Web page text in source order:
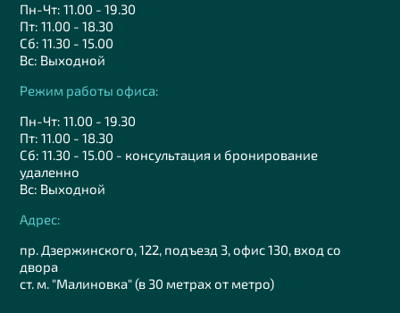
Пн-Чт: 11.00 - 19.30
Пт: 11.00 - 18.30
Сб: 11.30 - 15.00
Вс: Выходной
Режим работы офиса:
Пн-Чт: 11.00 - 19.30
Пт: 11.00 - 18.30
Сб: 11.30 - 15.00 - консультация и бронирование
удаленно
Вс: Выходной
Адрес:
пр. Дзержинского, 122, подъезд 3, офис 130, вход со
двора
ст. м. "Малиновка" (в 30 метрах от метро)